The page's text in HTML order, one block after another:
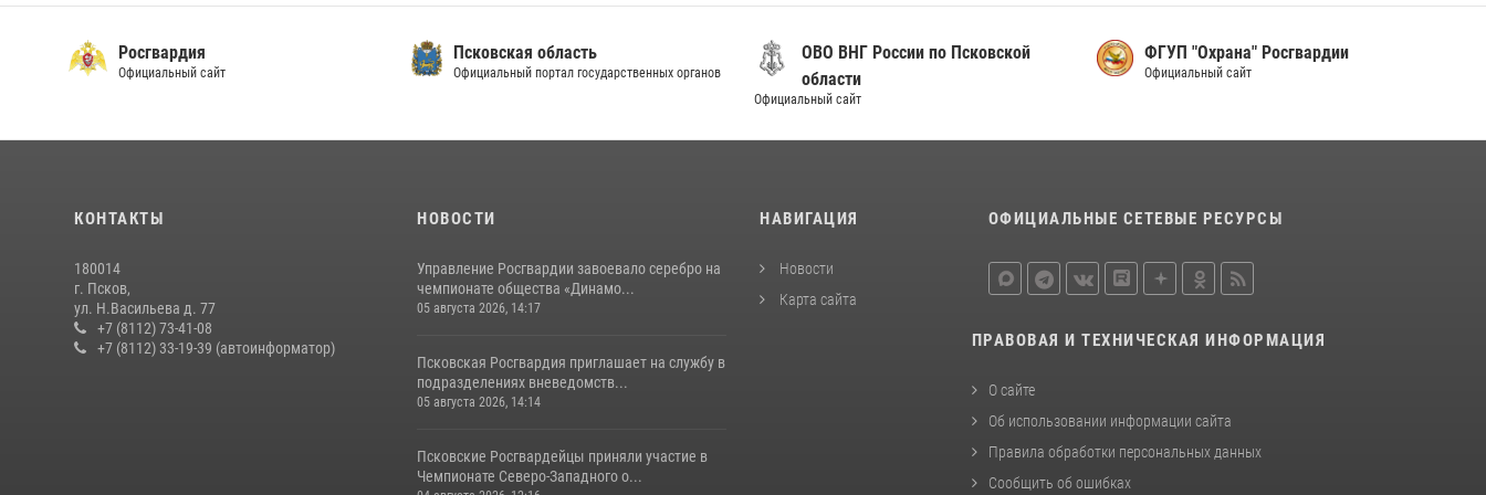
сотрудников вневедомственной охраны
одержали победу
22 июля 2026, 10:19
пообщались с ребятами в летнем лагере
Росгвардия
Официальный сайт
Псковская область
Официальный портал государственных органов
ОВО ВНГ России по Псковской
области
Официальный сайт
ФГУП "Охрана" Росгвардии
Официальный сайт
КОНТАКТЫ
180014
г. Псков,
ул. Н.Васильева д. 77
+7 (8112) 73-41-08
+7 (8112) 33-19-39 (автоинформатор)
НОВОСТИ
Управление Росгвардии завоевало серебро на
чемпионате общества «Динамо...
05 августа 2026, 14:17
Псковская Росгвардия приглашает на службу в
подразделениях вневедомств...
05 августа 2026, 14:14
Псковские Росгвардейцы приняли участие в
Чемпионате Северо-Западного о...
НАВИГАЦИЯ
Новости
Карта сайта
ОФИЦИАЛЬНЫЕ СЕТЕВЫЕ РЕСУРСЫ
ПРАВОВАЯ И ТЕХНИЧЕСКАЯ ИНФОРМАЦИЯ
О сайте
Об использовании информации сайта
Правила обработки персональных данных
Сообщить об ошибках